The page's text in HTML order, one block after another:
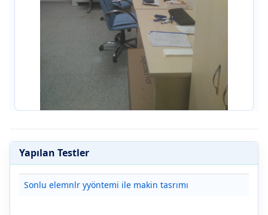
Yapılan Testler
Sonlu elemnlr yyöntemi ile makin tasrımı